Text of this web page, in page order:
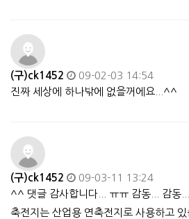
(구)ck1452
09-02-03 14:54
진짜 세상에 하나밖에 없을꺼에요...^^
(구)ck1452
09-03-11 13:24
^^ 댓글 감사합니다... ㅠㅠ 감동... 감동...
축전지는 산업용 연축전지로 사용하고